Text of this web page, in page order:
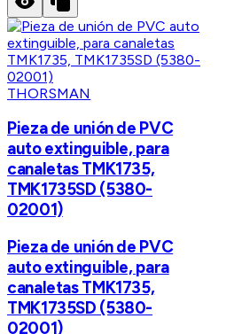
THORSMAN
Pieza de unión de PVC
auto extinguible, para
canaletas TMK1735,
TMK1735SD (5380-
02001)
Pieza de unión de PVC
auto extinguible, para
canaletas TMK1735,
TMK1735SD (5380-
02001)